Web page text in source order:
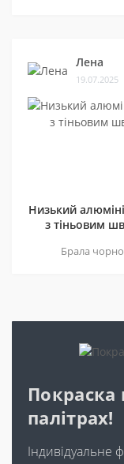
Лена
19.07.2025
Низький
з тіньовим
Брала
Покраска
палітрах!
Індивідуальне